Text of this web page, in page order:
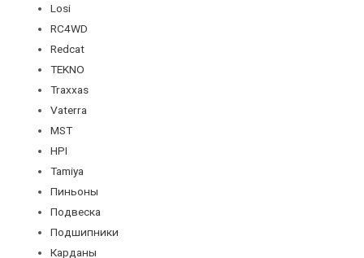
Losi
RC4WD
Redcat
TEKNO
Traxxas
Vaterra
MST
HPI
Tamiya
Пиньоны
Подвеска
Подшипники
Карданы